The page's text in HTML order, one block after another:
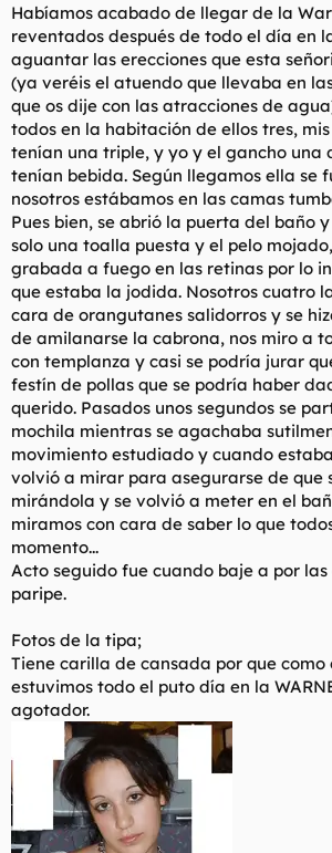
Habíamos acabado de llegar de la
reventados después de todo el día en
aguantar las erecciones que esta
(ya veréis el atuendo que llevaba en
que os dije con las atracciones de
todos en la habitación de ellos tres,
tenían una triple, y yo y el gancho una
tenían bebida. Según llegamos ella se
nosotros estábamos en las camas
Pues bien, se abrió la puerta del baño
solo una toalla puesta y el pelo
grabada a fuego en las retinas por lo
que estaba la jodida. Nosotros cuatro
cara de orangutanes salidorros y se
de amilanarse la cabrona, nos miro a
con templanza y casi se podría jurar
festín de pollas que se podría haber
querido. Pasados unos segundos se
mochila mientras se agachaba
movimiento estudiado y cuando
volvió a mirar para asegurarse de que
mirándola y se volvió a meter en el
miramos con cara de saber lo que
momento...
Acto seguido fue cuando baje a por
paripe.
Fotos de la tipa;
Tiene carilla de cansada por que como
estuvimos todo el puto día en la
agotador.